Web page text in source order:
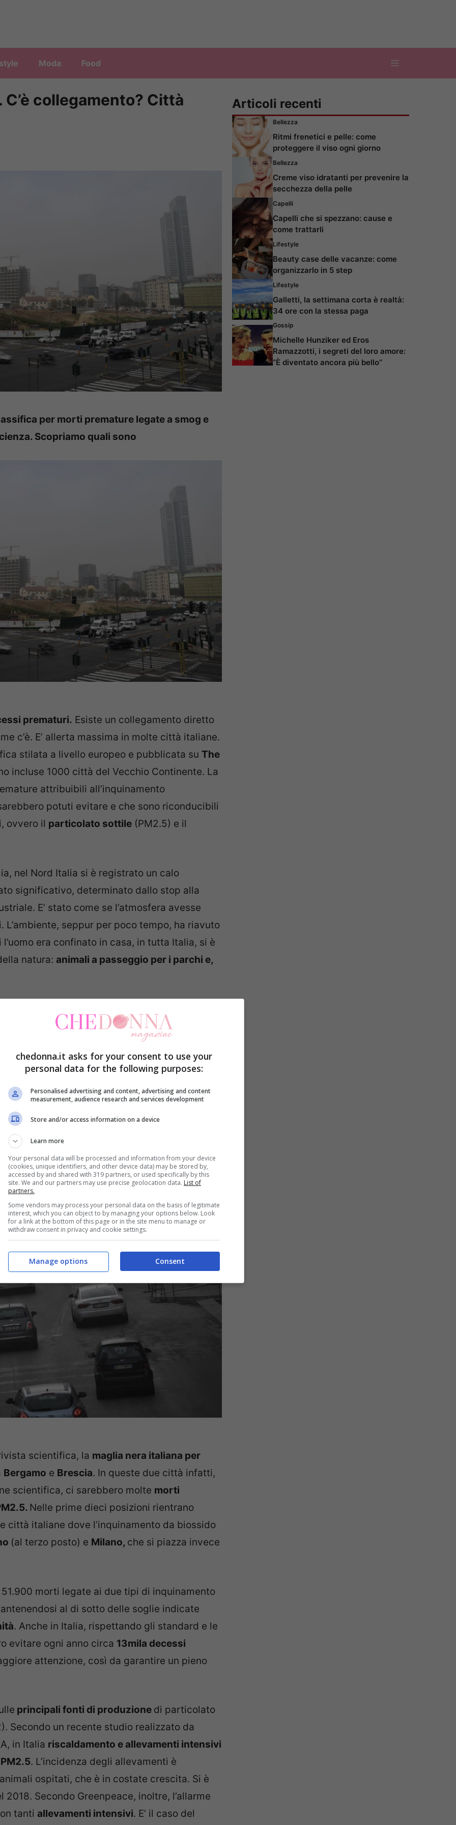
Moda Food
collegamento? Città
per morti premature legate a smog e
Scopriamo quali sono
prematuri. Esiste un collegamento diretto
c’è. E’ allerta massima in molte città italiane.
stilata a livello europeo e pubblicata su The
incluse 1000 città del Vecchio Continente. La
attribuibili all’inquinamento
potuti evitare e che sono riconducibili
ovvero il particolato sottile (PM2.5) e il
nel Nord Italia si è registrato un calo
significativo, determinato dallo stop alla
E’ stato come se l’atmosfera avesse
seppur per poco tempo, ha riavuto
era confinato in casa, in tutta Italia, si è
natura: animali a passeggio per i parchi e,
possa avere un’incidenza sull’ambiente è
nasce quando, questo impatto, diventa poco
felice” del lockdown, smog e inquinamento
alla classifica pubblicata su The Lancet
maggiore preoccupazione. Ecco quali sono.
va la maglia nera
scientifica, la maglia nera italiana per
Bergamo e Brescia. In queste due città infatti,
scientifica, ci sarebbero molte morti
Nelle prime dieci posizioni rientrano
città italiane dove l’inquinamento da biossido
(al terzo posto) e Milano, che si piazza invece
morti legate ai due tipi di inquinamento
al di sotto delle soglie indicate
. Anche in Italia, rispettando gli standard e le
evitare ogni anno circa 13mila decessi
attenzione, così da garantire un pieno
principali fonti di produzione di particolato
Secondo un recente studio realizzato da
in Italia riscaldamento e allevamenti intensivi
. L’incidenza degli allevamenti è
ospitati, che è in costate crescita. Si è
Secondo Greenpeace, inoltre, l’allarme
tanti allevamenti intensivi. E’ il caso del
Articoli recenti
Bellezza
Ritmi frenetici e pelle: come
proteggere il viso ogni giorno
Bellezza
Creme viso idratanti per prevenire la
secchezza della pelle
Capelli
Capelli che si spezzano: cause e
come trattarli
Lifestyle
Beauty case delle vacanze: come
organizzarlo in 5 step
Lifestyle
Galletti, la settimana corta è realtà:
34 ore con la stessa paga
Gossip
Michelle Hunziker ed Eros
Ramazzotti, i segreti del loro amore:
“È diventato ancora più bello”
chedonna.it asks for your consent to use your
personal data for the following purposes:
Personalised advertising and content, advertising and content
measurement, audience research and services development
Store and/or access information on a device
Learn more
Your personal data will be processed and information from your device
(cookies, unique identifiers, and other device data) may be stored by,
accessed by and shared with 319 partners, or used specifically by this
site. We and our partners may use precise geolocation data. List of
partners.
Some vendors may process your personal data on the basis of legitimate
interest, which you can object to by managing your options below. Look
for a link at the bottom of this page or in the site menu to manage or
withdraw consent in privacy and cookie settings.
Consent
Manage options